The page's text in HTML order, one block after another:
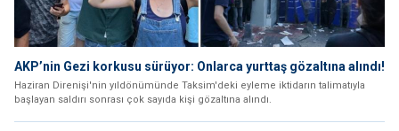
AKP’nin Gezi korkusu sürüyor: Onlarca yurttaş gözaltına alındı!
Haziran Direnişi'nin yıldönümünde Taksim'deki eyleme iktidarın talimatıyla
başlayan saldırı sonrası çok sayıda kişi gözaltına alındı.